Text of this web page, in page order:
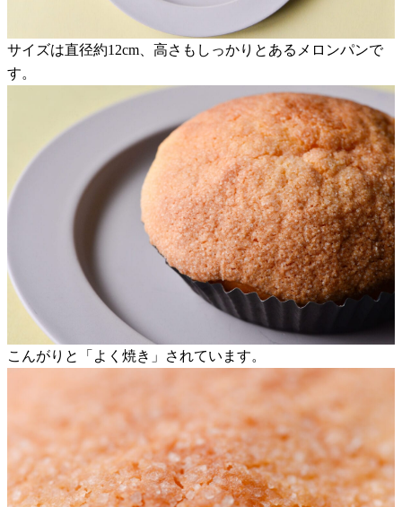
サイズは直径約12cm、高さもしっかりとあるメロンパンで
す。
こんがりと「よく焼き」されています。